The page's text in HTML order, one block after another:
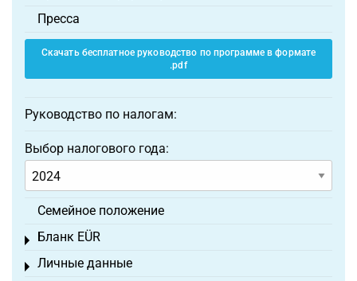
Пресса
Скачать бесплатное руководство по программе в формате
.pdf
Руководство по налогам:
Выбор налогового года:
Семейное положение
Бланк EÜR
Toggle menu
Личные данные
Toggle menu